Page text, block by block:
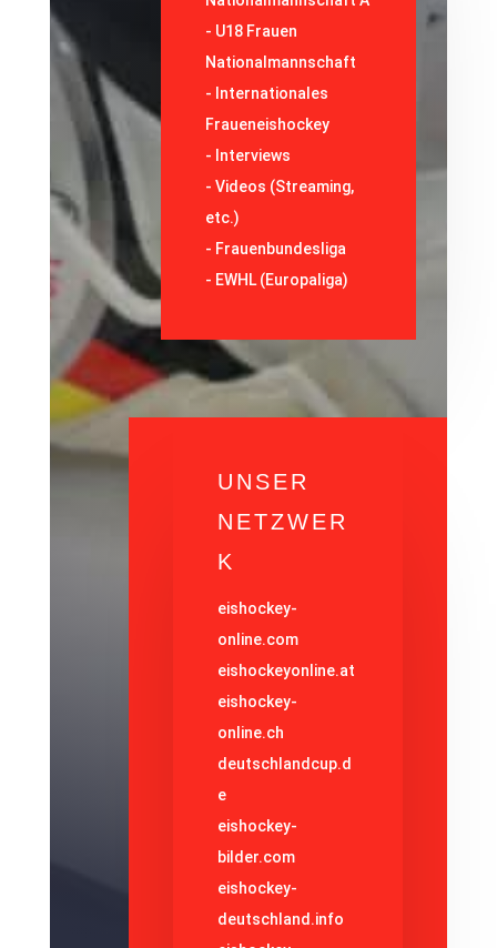
- U18 Frauen
Nationalmannschaft
- Internationales
Fraueneishockey
- Interviews
-Videos (Streaming,
etc.)
- Frauenbundesliga
- EWHL (Europaliga)
UNSER
NETZWER
K
eishockey-
online.com
eishockeyonline.at
eishockey-
online.ch
deutschlandcup.d
e
eishockey-
bilder.com
eishockey-
deutschland.info